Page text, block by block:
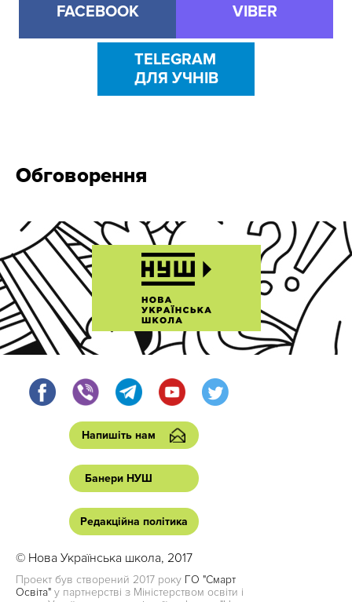
FACEBOOK VIBER
TELEGRAM
ДЛЯ УЧНІВ
Обговорення
Напишіть нам
Банери НУШ
Редакційна політика
© Нова Українська школа, 2017
Проект був створений 2017 року ГО "Смарт
Освіта" у партнерстві з Міністерством освіти і